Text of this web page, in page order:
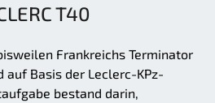
T40
Frankreichs Terminator
Basis der Leclerc-KPz-
bestand darin,